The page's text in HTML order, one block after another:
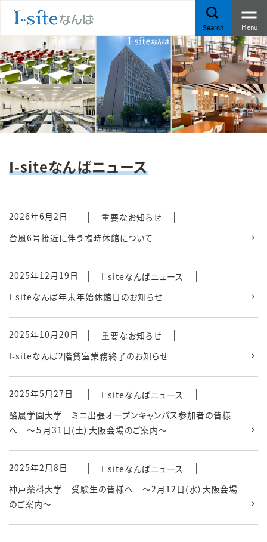
Search Menu
I-siteなんばニュース
2026年6月2日
重要なお知らせ
台風6号接近に伴う臨時休館について
2025年12月19日
I-siteなんばニュース
I-siteなんば年末年始休館日のお知らせ
2025年10月20日
重要なお知らせ
I-siteなんば2階貸室業務終了のお知らせ
2025年5月27日
I-siteなんばニュース
酪農学園大学 ミニ出張オープンキャンパス参加者の皆様
へ ～５月31日(土）大阪会場のご案内～
2025年2月8日
I-siteなんばニュース
神戸薬科大学 受験生の皆様へ ～2月12日(水）大阪会場
のご案内～